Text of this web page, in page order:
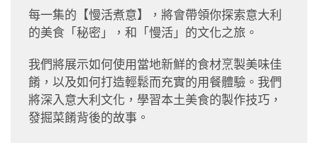
每一集的【慢活煮意】，將會帶領你探索意大利
的美食「秘密」，和「慢活」的文化之旅。
我們將展示如何使用當地新鮮的食材烹製美味佳
餚，以及如何打造輕鬆而充實的用餐體驗。我們
將深入意大利文化，學習本土美食的製作技巧，
發掘菜餚背後的故事。